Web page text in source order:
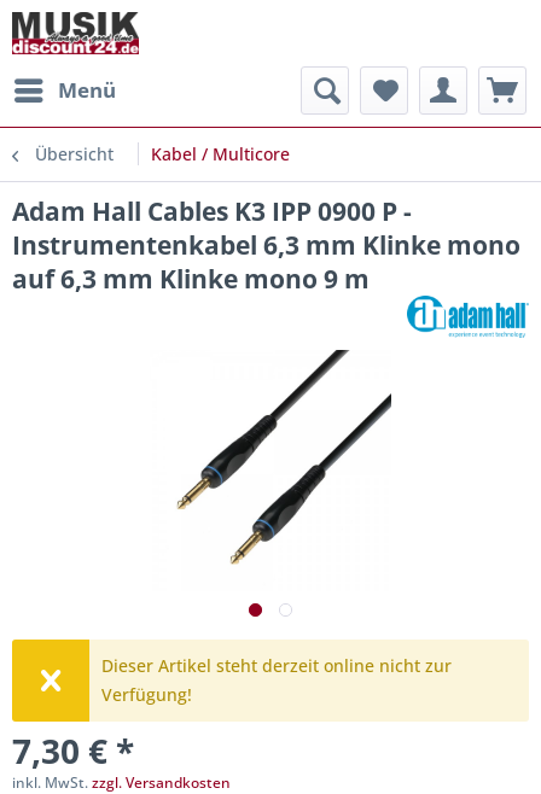
Menü
Übersicht Kabel / Multicore
Adam Hall Cables K3 IPP 0900 P -
Instrumentenkabel 6,3 mm Klinke mono
auf 6,3 mm Klinke mono 9 m
Dieser Artikel steht derzeit online nicht zur
Verfügung!
7,30 € *
inkl. MwSt.zzgl. Versandkosten